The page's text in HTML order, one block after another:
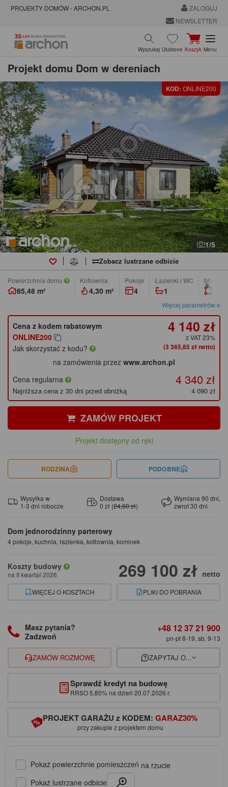
PROJEKTY DOMÓW - ARCHON.PL
ZALOGUJ
NEWSLETTER
Wyszukaj Ulubione Koszyk Menu
Projekt domu Dom w dereniach
KOD: ONLINE200
1/5
Zobacz lustrzane odbicie
Powierzchnia domu
85,48 m²
Kotłownia
4,30 m²
pokoje
4
łazienki i WC
1
Min.
Więcej parametrów
Dom jednorodzinny parterowy
4 pokoje, kuchnia, łazienka, kotłownia, kominek
Koszty budowy
na II kwartał 2026 269 100 zł netto
WIĘCEJ O KOSZTACH PLIKI DO POBRANIA
Cena z kodem rabatowym
ONLINE200
Jak skorzystać z kodu?
4 140 zł
z VAT 23%
(3 365,85 zł netto)
na zamówienia przez www.archon.pl
Cena regularna
4 340 zł
Najniższa cena z 30 dni przed obniżką 4 090 zł
ZAMÓW PROJEKT
Projekt dostępny od ręki
RODZINA PODOBNE
Wysyłka w
1-3 dni robocze
Dostawa
0 zł (24,60 zł)
Wymiana 90 dni,
zwrot 30 dni
Masz pytania?
Zadzwoń
+48 12 37 21 900
pn-pt 8-19, sb. 9-13
ZAMÓW ROZMOWĘ ZAPYTAJ O...
Sprawdź kredyt na budowę
RRSO 5,85% na dzień 20.07.2026 r.
PROJEKT GARAŻU z KODEM: GARAZ30%
przy zakupie z projektem domu
Pokaż powierzchnie pomieszczeń na rzucie
Pokaż lustrzane odbicie